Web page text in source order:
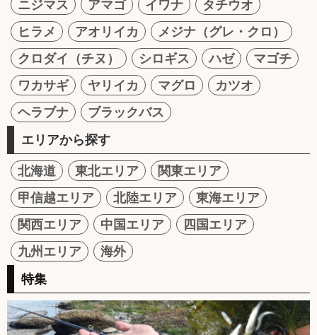
ニジマス アマゴ イワナ
タチウオ
ヒラメ
アオリイカ
メジナ（グレ・クロ）
クロダイ（チヌ）
シロギス ハゼ
マゴチ
ワカサギ
ヤリイカ マグロ
カツオ
ヘラブナ
ブラックバス
エリアから探す
北海道 東北エリア
関東エリア
甲信越エリア
北陸エリア
東海エリア
関西エリア
中国エリア
四国エリア
九州エリア
海外
特集